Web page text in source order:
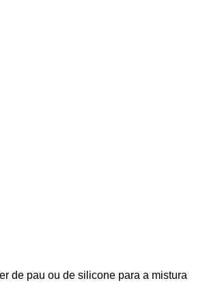
de pau ou de silicone para a mistura